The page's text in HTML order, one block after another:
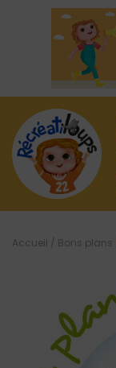
Accueil / Bons plans